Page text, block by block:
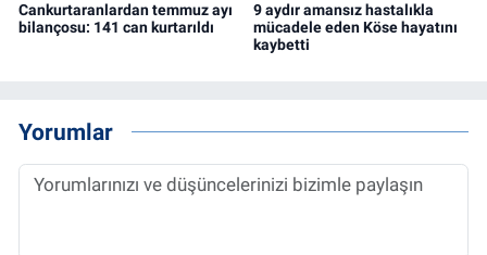
Cankurtaranlardan temmuz ayı
bilançosu: 141 can kurtarıldı
9 aydır amansız hastalıkla
mücadele eden Köse hayatını
kaybetti
Yorumlar